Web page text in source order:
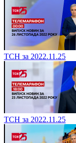
ТСН за 2022.11.25
ТСН за 2022.11.25